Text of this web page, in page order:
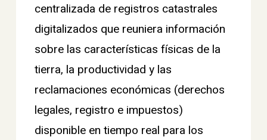
centralizada de registros catastrales
digitalizados que reuniera información
sobre las características físicas de la
tierra, la productividad y las
reclamaciones económicas (derechos
legales, registro e impuestos)
disponible en tiempo real para los